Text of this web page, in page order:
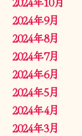
2024年9月
2024年8月
2024年7月
2024年6月
2024年5月
2024年4月
2024年3月